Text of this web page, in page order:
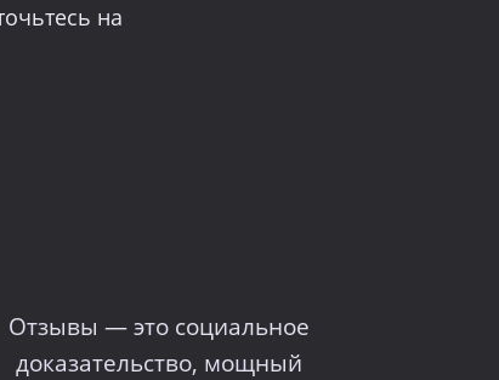
на
Отзывы — это социальное
доказательство, мощный